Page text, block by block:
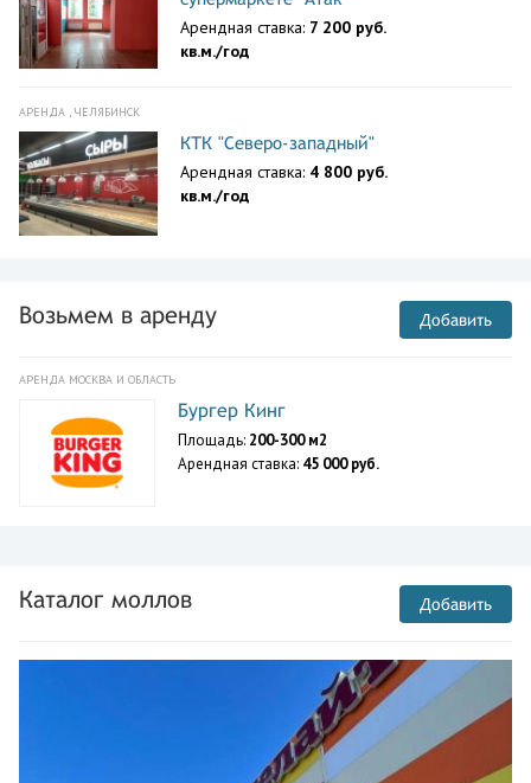
Арендная ставка: 7 200 руб.
кв.м./год
АРЕНДА , ЧЕЛЯБИНСК
КТК "Северо-западный"
Арендная ставка: 4 800 руб.
кв.м./год
Возьмем в аренду Добавить
АРЕНДА МОСКВА И ОБЛАСТЬ
Бургер Кинг
Площадь: 200-300 м2
Арендная ставка: 45 000 руб.
Каталог моллов Добавить